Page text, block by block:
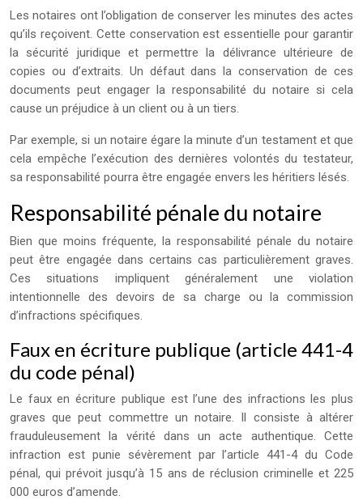
Les notaires ont l’obligation de conserver les minutes des actes
qu’ils reçoivent. Cette conservation est essentielle pour garantir
la sécurité juridique et permettre la délivrance ultérieure de
copies ou d’extraits. Un défaut dans la conservation de ces
documents peut engager la responsabilité du notaire si cela
cause un préjudice à un client ou à un tiers.
Par exemple, si un notaire égare la minute d’un testament et que
cela empêche l’exécution des dernières volontés du testateur,
sa responsabilité pourra être engagée envers les héritiers lésés.
Responsabilité pénale du notaire
Bien que moins fréquente, la responsabilité pénale du notaire
peut être engagée dans certains cas particulièrement graves.
Ces situations impliquent généralement une violation
intentionnelle des devoirs de sa charge ou la commission
d’infractions spécifiques.
Faux en écriture publique (article 441-4
du code pénal)
Le faux en écriture publique est l’une des infractions les plus
graves que peut commettre un notaire. Il consiste à altérer
frauduleusement la vérité dans un acte authentique. Cette
infraction est punie sévèrement par l’article 441-4 du Code
pénal, qui prévoit jusqu’à 15 ans de réclusion criminelle et 225
000 euros d’amende.